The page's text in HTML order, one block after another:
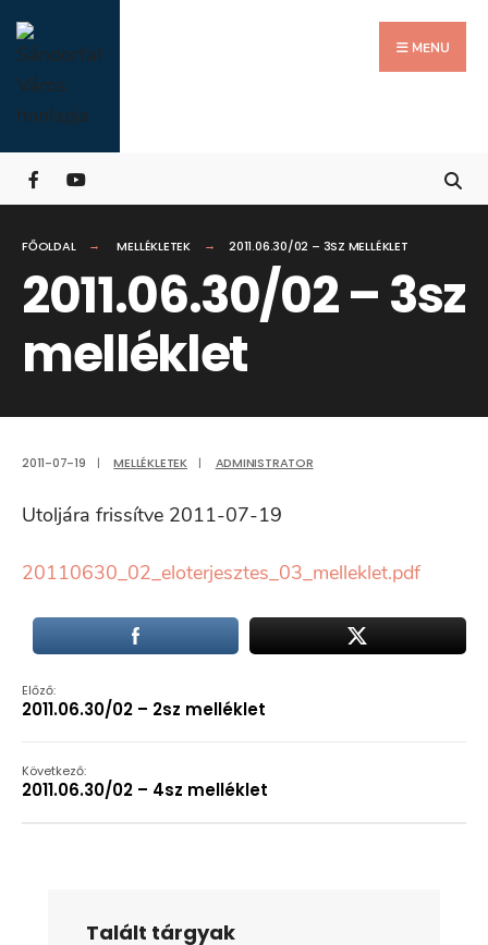
Skip
to
content
MENU
FŐOLDAL MELLÉKLETEK 2011.06.30/02 – 3SZ MELLÉKLET
2011.06.30/02 – 3sz
melléklet
2011-07-19 | MELLÉKLETEK | ADMINISTRATOR
Utoljára frissítve 2011-07-19
20110630_02_eloterjesztes_03_melleklet.pdf
Előző:
2011.06.30/02 – 2sz melléklet
Következő:
2011.06.30/02 – 4sz melléklet
Talált tárgyak
for:
Close